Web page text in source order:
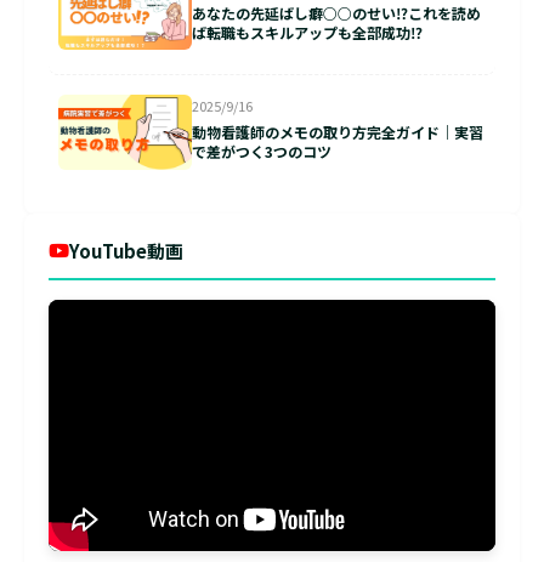
あなたの先延ばし癖○○のせい⁉これを読め
ば転職もスキルアップも全部成功⁉
2025/9/16
動物看護師のメモの取り方完全ガイド｜実習
で差がつく3つのコツ
YouTube動画